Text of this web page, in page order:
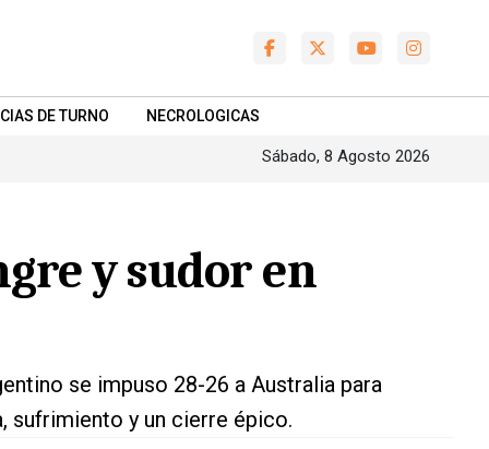
DE TURNO NECROLOGICAS
Sábado, 8 Agosto 2026
y sudor en
se impuso 28-26 a Australia para
sufrimiento y un cierre épico.